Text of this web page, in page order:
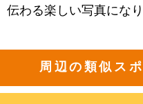
伝わる楽しい写真になり
周辺の類似ス